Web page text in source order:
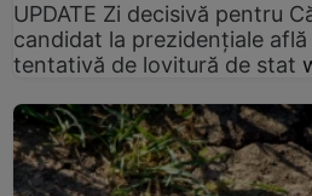
UPDATE Zi decisivă pentru
candidat la prezidențiale
tentativă de lovitură de stat